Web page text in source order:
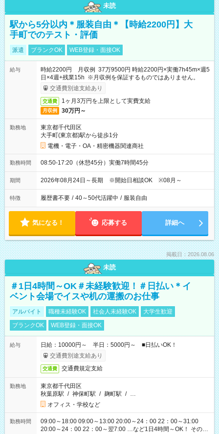
未読
駅から5分以内＊服装自由＊【時給2200円】大
手町でのテスト・評価
派遣 ブランクOK WEB登録・面接OK
給与
時給2200円 月収例 37万9500円 時給2200円×実働7h45m×週5
日×4週+残業15h ※月収例を保証するものではありません。
交通費別途支給あり
交通費 1ヶ月3万円を上限として実費支給
月収例 30万円～
勤務地
東京都千代田区
大手町(東京都)駅から徒歩1分
電機・電子・OA・精密機器関連商社
勤務時間 08:50-17:20（休憩45分）実働7時間45分
期間 2026年08月24日～長期 ※開始日相談OK ※08月～
特徴 履歴書不要 / 40～50代活躍中 / 服装自由
気になる！ 応募する 詳細へ
掲載日：2026.08.06
未読
＃1日4時間～OK＃未経験歓迎！＃日払い＊イ
ベント会場でイスや机の運搬のお仕事
アルバイト 職種未経験OK 社会人未経験OK
大学生歓迎
ブランクOK
WEB登録・面接OK
給与
日給：10000円～ 半日：5000円～ ■日払いOK！
交通費別途支給あり
交通費 交通費規定支給
勤務地
東京都千代田区
秋葉原駅 / 神保町駅 / 麹町駅 / …
オフィス・学校など
勤務時間
09:00～18:00 09:00～13:00 20:00～24：00 22：00～31:00
20:00～24：00 22：00～翌7:00 …など1日4時間～OK！ その他